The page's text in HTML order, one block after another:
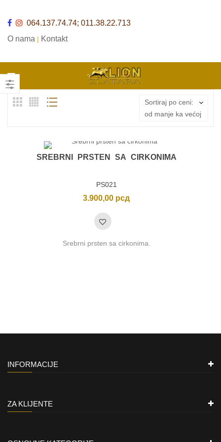
064.137.74.74; 011.38.22.713
O nama | Kontakt
Sortiraj po ceni:
od manje ka većoj
SREBRNI PRSTEN SA CIRKONIMA
PS021
3.900,00 рсд
Srebrni prsten sa cirkonima.
INFORMACIJE
ZA KLIJENTE